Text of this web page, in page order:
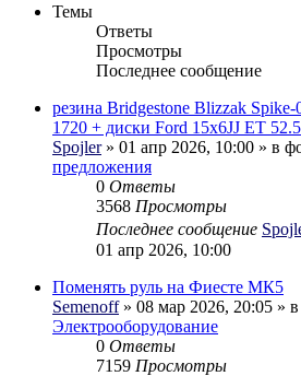
Темы
Ответы
Просмотры
Последнее сообщение
резина Bridgestone Blizzak
1720 + диски Ford 15x6JJ ET 52.5
Spojler» 01 апр 2026, 10:00 » в
предложения
0 Ответы
3568 Просмотры
Последнее сообщение
01 апр 2026, 10:00
Поменять руль на Фиесте МК5
Semenoff» 08 мар 2026, 20:05 »
Электрооборудование
0 Ответы
7159 Просмотры